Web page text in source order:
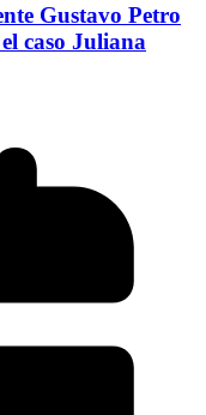
Gustavo Petro
caso Juliana